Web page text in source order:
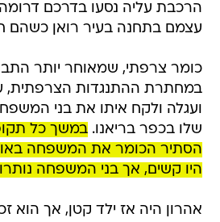
הרכבת עליה נסעו בדרכם
עצמם בתחנה בעיר רואן כשהם
כומר צרפתי, שמאוחר יותר
במחתרת ההתנגדות הצרפתית,
ועגלה ולקח איתו את בני
שלו בכפר בריאנו.במשך כל
הסתיר הכומר את המשפחה
היו קשים, אך בני המשפחה
אהרון היה אז ילד קטן, אך הוא